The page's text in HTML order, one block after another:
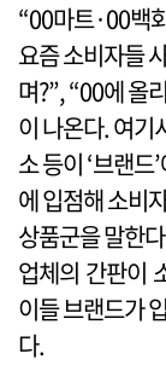
“00마트·00백
요즘 소비자들
며?”, “00에 올
이 나온다. 여기
소 등이 ‘브랜
에 입점해 소비
상품군을 말한
업체의 간판이
이들 브랜드가
다.